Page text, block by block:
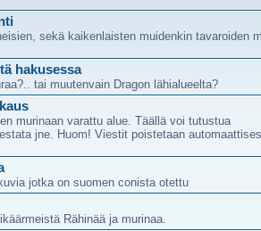
sekä kaikenlaisten muidenkin tavaroiden
hakusessa
tai muutenvain Dragon lähialueelta?
murinaan varattu alue. Täällä voi tutustua
jne. Huom! Viestit poistetaan
jotka on suomen conista otettu
Rähinää ja murinaa.